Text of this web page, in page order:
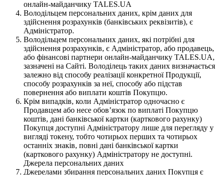
онлайн-майданчику TALES.UA
Володільцем персональних даних, крім даних для
здійснення розрахунків (банківських реквізитів), є
Адміністратор.
Володільцем персональних даних, які потрібні для
здійснення розрахунків, є Адміністратор, або продавець,
або фінансові партнери онлайн-майданчику TALES.UA,
зазначені на Сайті. Володілець таких даних визначається
залежно від способу реалізації конкретної Продукції,
способу розрахунків за неї, способу або підстав
повернення або виплати коштів Покупцю.
Крім випадків, коли Адміністратор одночасно є
Продавцем або несе обов’язок по виплаті Покупцю
коштів, дані банківської картки (карткового рахунку)
Покупця доступні Адміністратору лише для перегляду у
вигляді токену, тобто чотирьох перших та чотирьох
останніх знаків, повні дані банківської картки
(карткового рахунку) Адміністратору не доступні.
Джерела персональних даних
Джерелами збирання персональних даних Покупця є